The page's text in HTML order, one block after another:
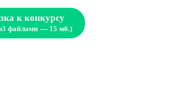
к конкурсу
файлами — 15 мб.)